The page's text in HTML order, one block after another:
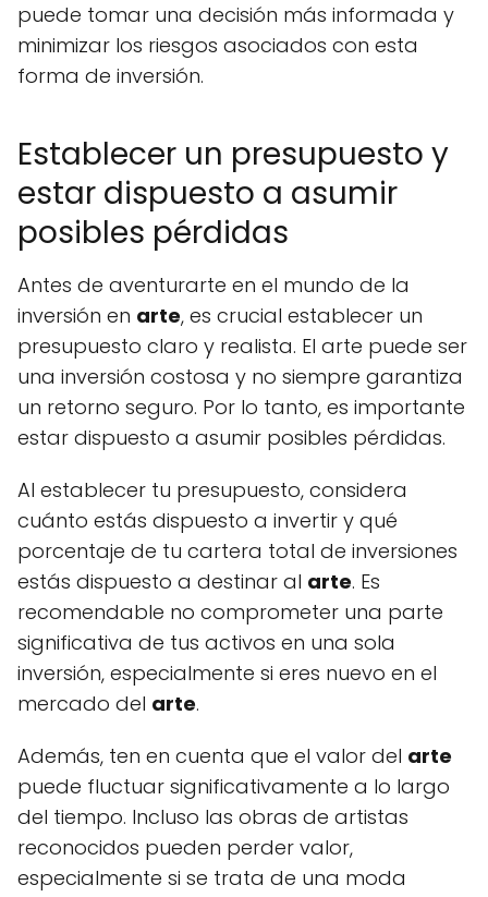
puede tomar una decisión más informada y
minimizar los riesgos asociados con esta
forma de inversión.
Establecer un presupuesto y
estar dispuesto a asumir
posibles pérdidas
Antes de aventurarte en el mundo de la
inversión en arte, es crucial establecer un
presupuesto claro y realista. El arte puede ser
una inversión costosa y no siempre garantiza
un retorno seguro. Por lo tanto, es importante
estar dispuesto a asumir posibles pérdidas.
Al establecer tu presupuesto, considera
cuánto estás dispuesto a invertir y qué
porcentaje de tu cartera total de inversiones
estás dispuesto a destinar al arte. Es
recomendable no comprometer una parte
significativa de tus activos en una sola
inversión, especialmente si eres nuevo en el
mercado del arte.
Además, ten en cuenta que el valor del arte
puede fluctuar significativamente a lo largo
del tiempo. Incluso las obras de artistas
reconocidos pueden perder valor,
especialmente si se trata de una moda